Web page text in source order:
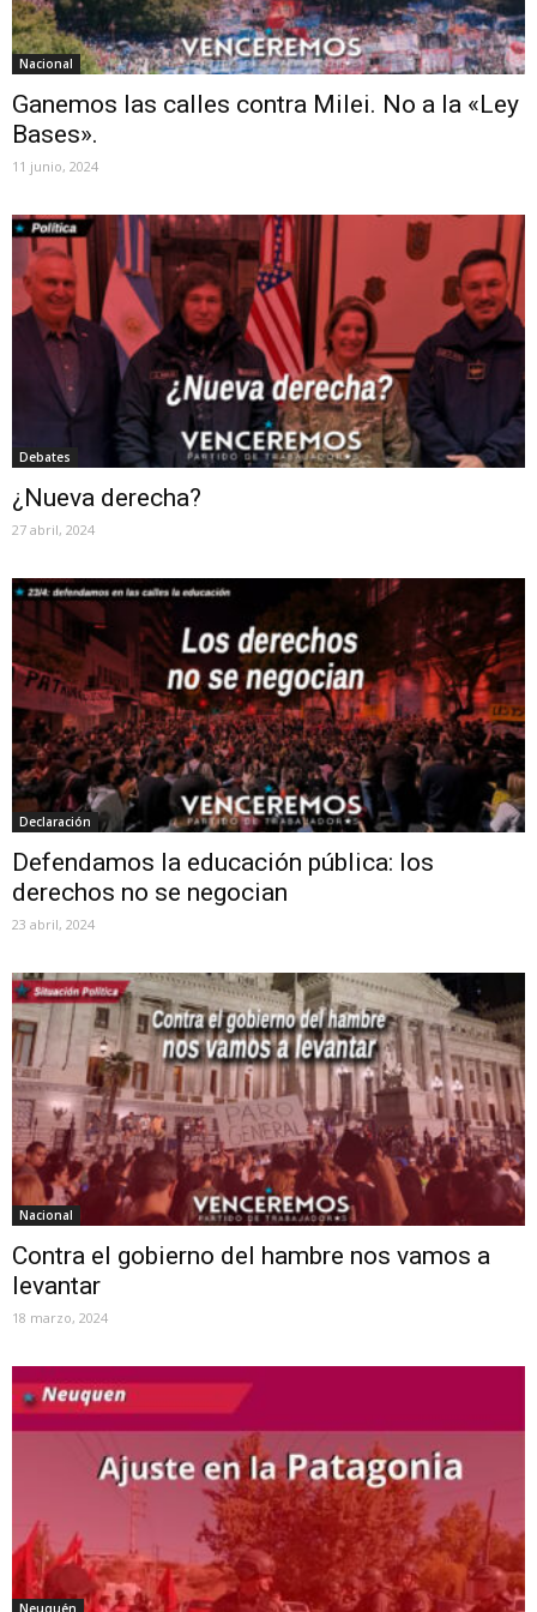
Nacional
Ganemos las calles contra Milei. No a la «Ley
Bases».
11 junio, 2024
Debates
¿Nueva derecha?
27 abril, 2024
Declaración
Defendamos la educación pública: los
derechos no se negocian
23 abril, 2024
Nacional
Contra el gobierno del hambre nos vamos a
levantar
18 marzo, 2024